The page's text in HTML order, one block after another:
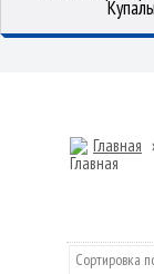
Купалы
Главная
Сортировка